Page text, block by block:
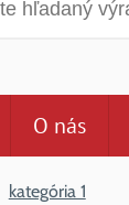
O nás
kategória 1